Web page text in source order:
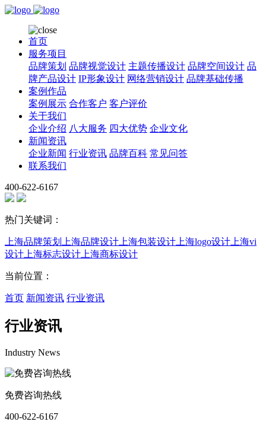
首页
服务项目
品牌策划 品牌视觉设计 主题传播设计 品牌空间设计 品
牌产品设计 IP形象设计 网络营销设计 品牌基础传播
案例作品
案例展示 合作客户 客户评价
关于我们
企业介绍 八大服务 四大优势 企业文化
新闻资讯
企业新闻 行业资讯 品牌百科 常见问答
联系我们
400-622-6167
热门关键词：
上海品牌策划 上海品牌设计 上海包装设计 上海logo设计 上海vi
设计 上海标志设计 上海商标设计
当前位置：
首页 新闻资讯 行业资讯
行业资讯
Industry News
免费咨询热线
400-622-6167